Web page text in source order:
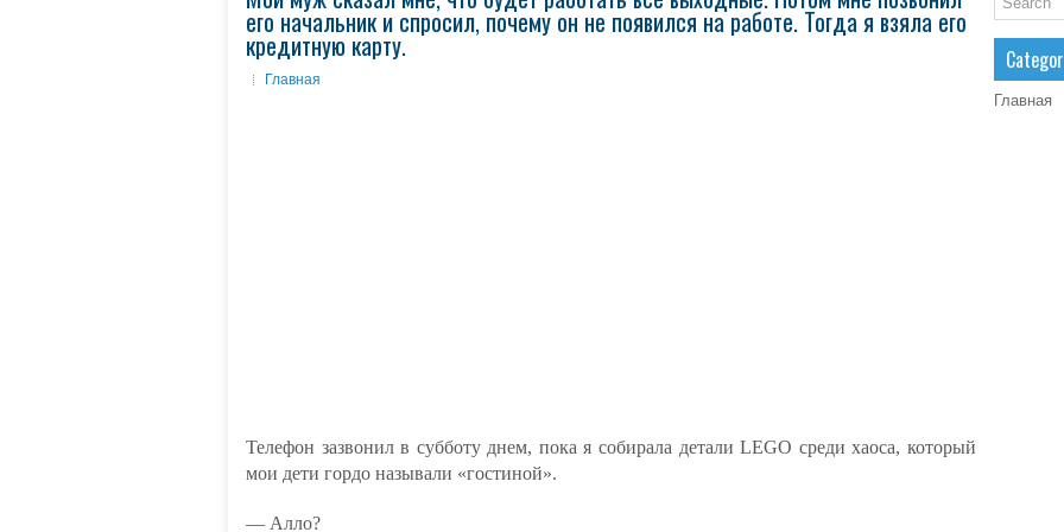
его начальник и спросил, почему он не появился на работе. Тогда я взяла его
кредитную карту.
Главная
Телефон зазвонил в субботу днем, пока я собирала детали LEGO среди хаоса, который
мои дети гордо называли «гостиной».
— Алло?
Главная